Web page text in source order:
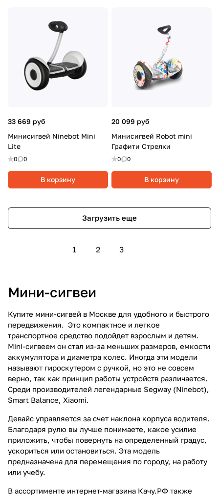
33 669 руб
Минисигвей Ninebot Mini
Lite
0 0
В корзину
20 099 руб
Минисигвей Robot mini
Графити Стрелки
0 0
В корзину
Загрузить еще
1 2 3
Мини-сигвеи
Купите мини-сигвей в Москве для удобного и быстрого
передвижения. Это компактное и легкое
транспортное средство подойдет взрослым и детям.
Mini-сигвеем он стал из-за меньших размеров, емкости
аккумулятора и диаметра колес. Иногда эти модели
называют гироскутером с ручкой, но это не совсем
верно, так как принцип работы устройств различается.
Среди производителей легендарные Segway (Ninebot),
Smart Balance, Xiaomi.
Девайс управляется за счет наклона корпуса водителя.
Благодаря рулю вы лучше понимаете, какое усилие
приложить, чтобы повернуть на определенный градус,
ускориться или остановиться. Эта модель
предназначена для перемещения по городу, на работу
или учебу.
В ассортименте интернет-магазина Качу.РФ также